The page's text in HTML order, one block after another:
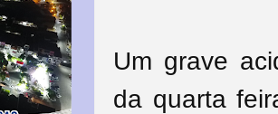
Um grave
da quarta